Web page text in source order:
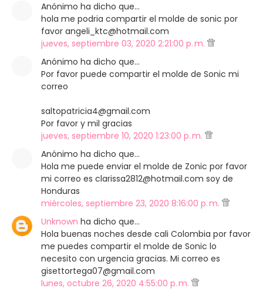
Anónimo ha dicho que…
hola me podria compartir el molde de sonic por
favor angeli_ktc@hotmail.com
jueves, septiembre 03, 2020 2:21:00 p. m.
Anónimo ha dicho que…
Por favor puede compartir el molde de Sonic mi
correo
saltopatricia4@gmail.com
Por favor y mil gracias
jueves, septiembre 10, 2020 1:23:00 p. m.
Anónimo ha dicho que…
Hola me puede enviar el molde de Zonic por favor
mi correo es clarissa2812@hotmail.com soy de
Honduras
miércoles, septiembre 23, 2020 8:16:00 p. m.
Unknown ha dicho que…
Hola buenas noches desde cali Colombia por favor
me puedes compartir el molde de Sonic lo
necesito con urgencia gracias. Mi correo es
gisettortega07@gmail.com
lunes, octubre 26, 2020 4:55:00 p. m.